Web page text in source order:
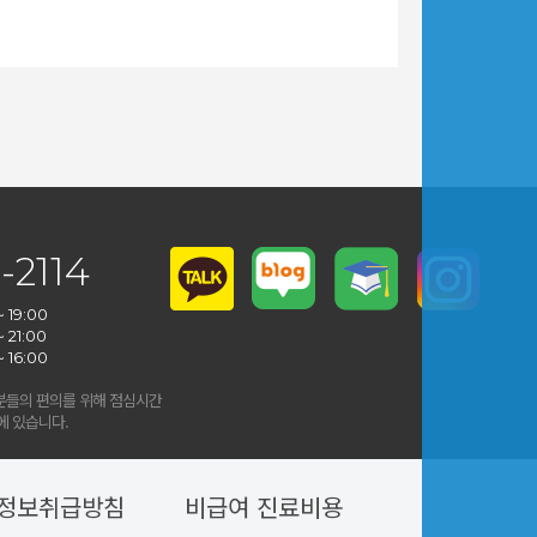
19:00
21:00
16:00
의 편의를 위해 점심시간
있습니다.
보취급방침 비급여 진료비용